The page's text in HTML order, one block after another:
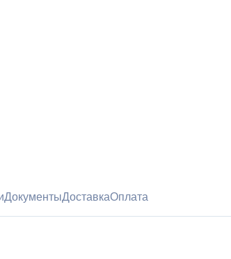
ДокументыДоставкаОплата